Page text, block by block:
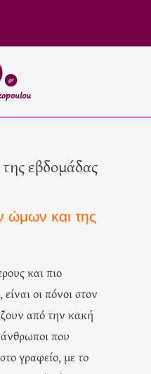
εβδομάδας
και της
και πιο
οι πόνοι στον
από την κακή
που
γραφείο, με το